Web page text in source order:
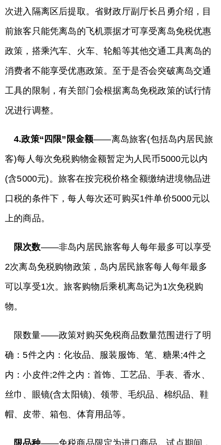
次进入隔离区后提取。省财政厅副厅长吕勇介绍，目
前旅客只能凭离岛的飞机票据才可享受离岛免税优惠
政策，搭乘汽车、火车、轮船等其他交通工具离岛的
消费者不能享受优惠政策。至于是否会突破离岛交通
工具的限制，有关部门会根据离岛免税政策的试行情
况进行调整。
4.政策“四限” 限金额——离岛旅客(包括岛内居民旅
客)每人每次免税购物金额暂定为人民币5000元以内
(含5000元)。旅客在按完税价格全额缴纳进境物品进
口税的条件下，每人每次还可购买1件单价5000元以
上的商品。
限次数——非岛内居民旅客每人每年最多可以享受
2次离岛免税购物政策，岛内居民旅客每人每年最多
可以享受1次。旅客购物后乘机离岛记为1次免税购
物。
限数量——政策对购买免税商品数量范围进行了明
确：5件之内：化妆品、服装服饰、笔、糖果;4件之
内：小皮件;2件之内：首饰、工艺品、手表、香水、
丝巾、眼镜(含太阳镜)、领带、毛织品、棉织品、鞋
帽、皮带、箱包、体育用品等。
限品种——免税商品限定为进口商品。试点期间，